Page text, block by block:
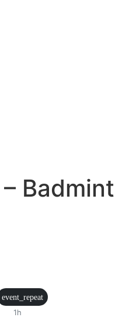
event_repeat
1h